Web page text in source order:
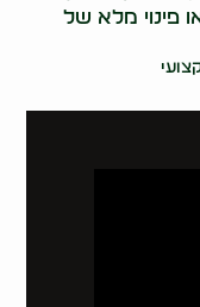
פינוי מלא של